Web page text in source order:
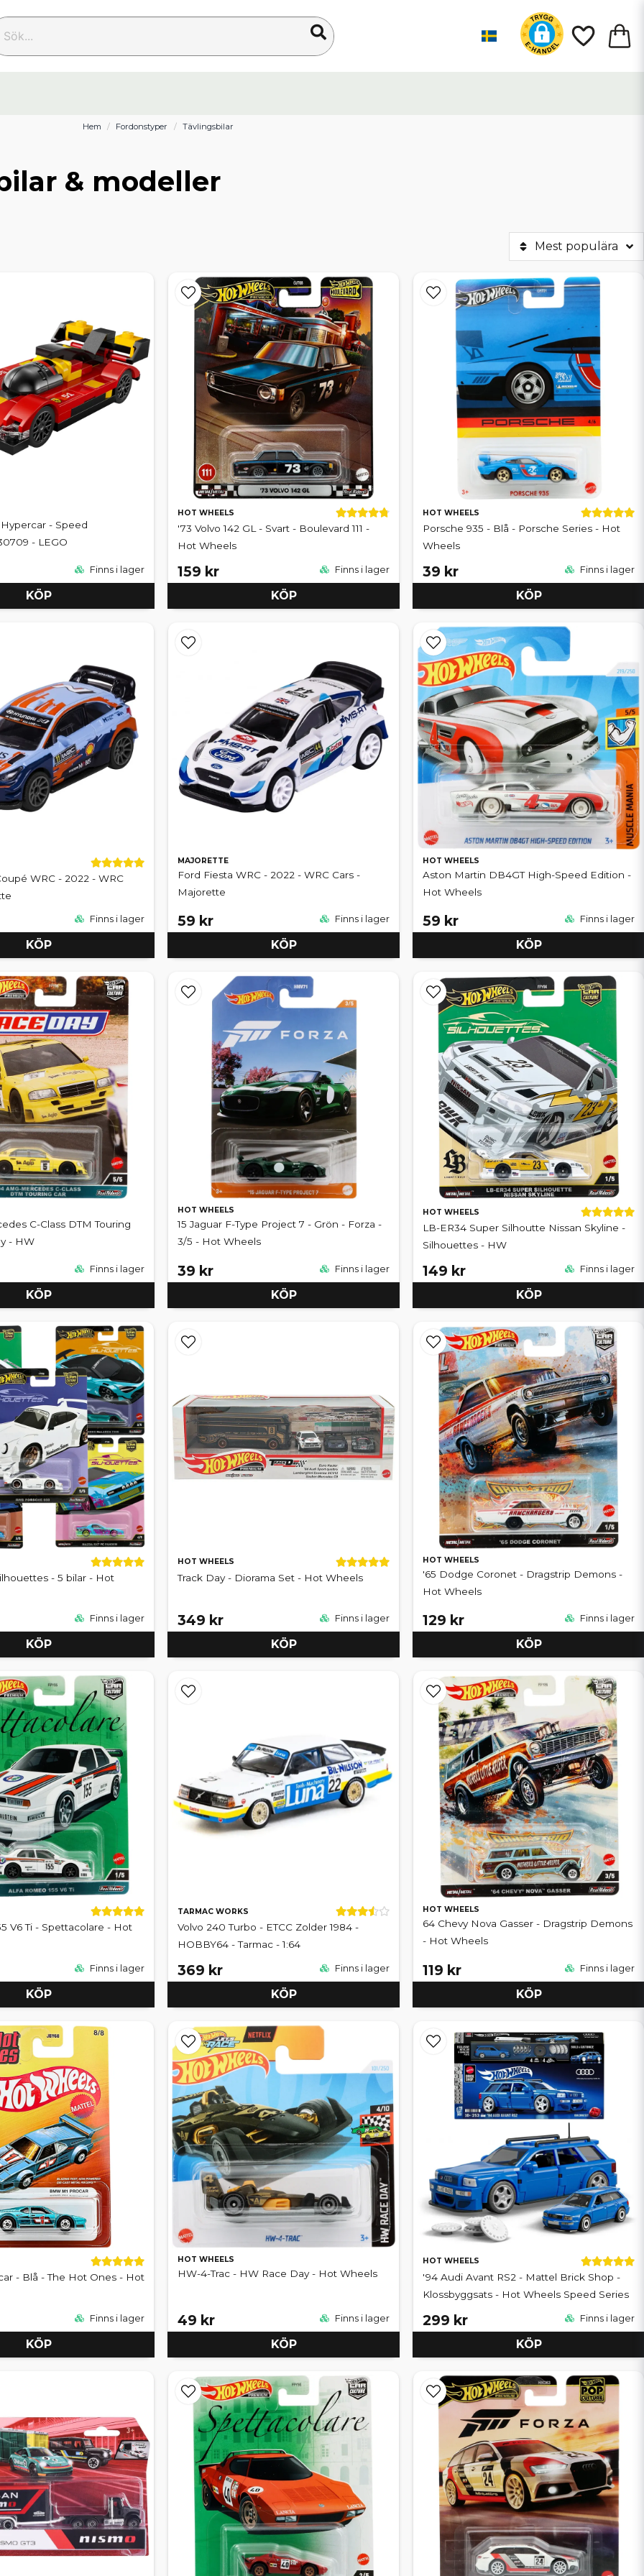
Hem Fordonstyper Tävlingsbilar
& modeller
Mest populära
- Speed
- LEGO
Finns i lager
KÖP
HOT WHEELS
'73 Volvo 142 GL - Svart - Boulevard 111 -
Hot Wheels
159 kr Finns i lager
KÖP
HOT WHEELS
Porsche 935 - Blå - Porsche Series - Hot
Wheels
39 kr Finns i lager
KÖP
WRC - 2022 - WRC
Finns i lager
KÖP
MAJORETTE
Ford Fiesta WRC - 2022 - WRC Cars -
Majorette
59 kr Finns i lager
KÖP
HOT WHEELS
Aston Martin DB4GT High-Speed Edition -
Hot Wheels
59 kr Finns i lager
KÖP
C-Class DTM Touring
- HW
Finns i lager
KÖP
HOT WHEELS
15 Jaguar F-Type Project 7 - Grön - Forza -
3/5 - Hot Wheels
39 kr Finns i lager
KÖP
HOT WHEELS
LB-ER34 Super Silhoutte Nissan Skyline -
Silhouettes - HW
149 kr Finns i lager
KÖP
- 5 bilar - Hot
Finns i lager
KÖP
HOT WHEELS
Track Day - Diorama Set - Hot Wheels
349 kr Finns i lager
KÖP
HOT WHEELS
'65 Dodge Coronet - Dragstrip Demons -
Hot Wheels
129 kr Finns i lager
KÖP
V6 Ti - Spettacolare - Hot
Finns i lager
KÖP
TARMAC WORKS
Volvo 240 Turbo - ETCC Zolder 1984 -
HOBBY64 - Tarmac - 1:64
369 kr Finns i lager
KÖP
HOT WHEELS
64 Chevy Nova Gasser - Dragstrip Demons
- Hot Wheels
119 kr Finns i lager
KÖP
- Blå - The Hot Ones - Hot
Finns i lager
KÖP
HOT WHEELS
HW-4-Trac - HW Race Day - Hot Wheels
49 kr Finns i lager
KÖP
HOT WHEELS
'94 Audi Avant RS2 - Mattel Brick Shop -
Klossbyggsats - Hot Wheels Speed Series
299 kr Finns i lager
KÖP